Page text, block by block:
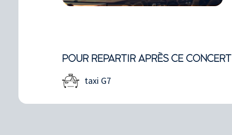
POUR REPARTIR APRÈS CE CONCERT
taxi G7